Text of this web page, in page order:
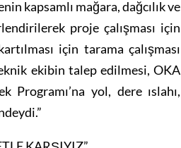
kapsamlı mağara, dağcılık ve
proje çalışması için
için tarama çalışması
ekibin talep edilmesi, OKA
yol, dere ıslahı,